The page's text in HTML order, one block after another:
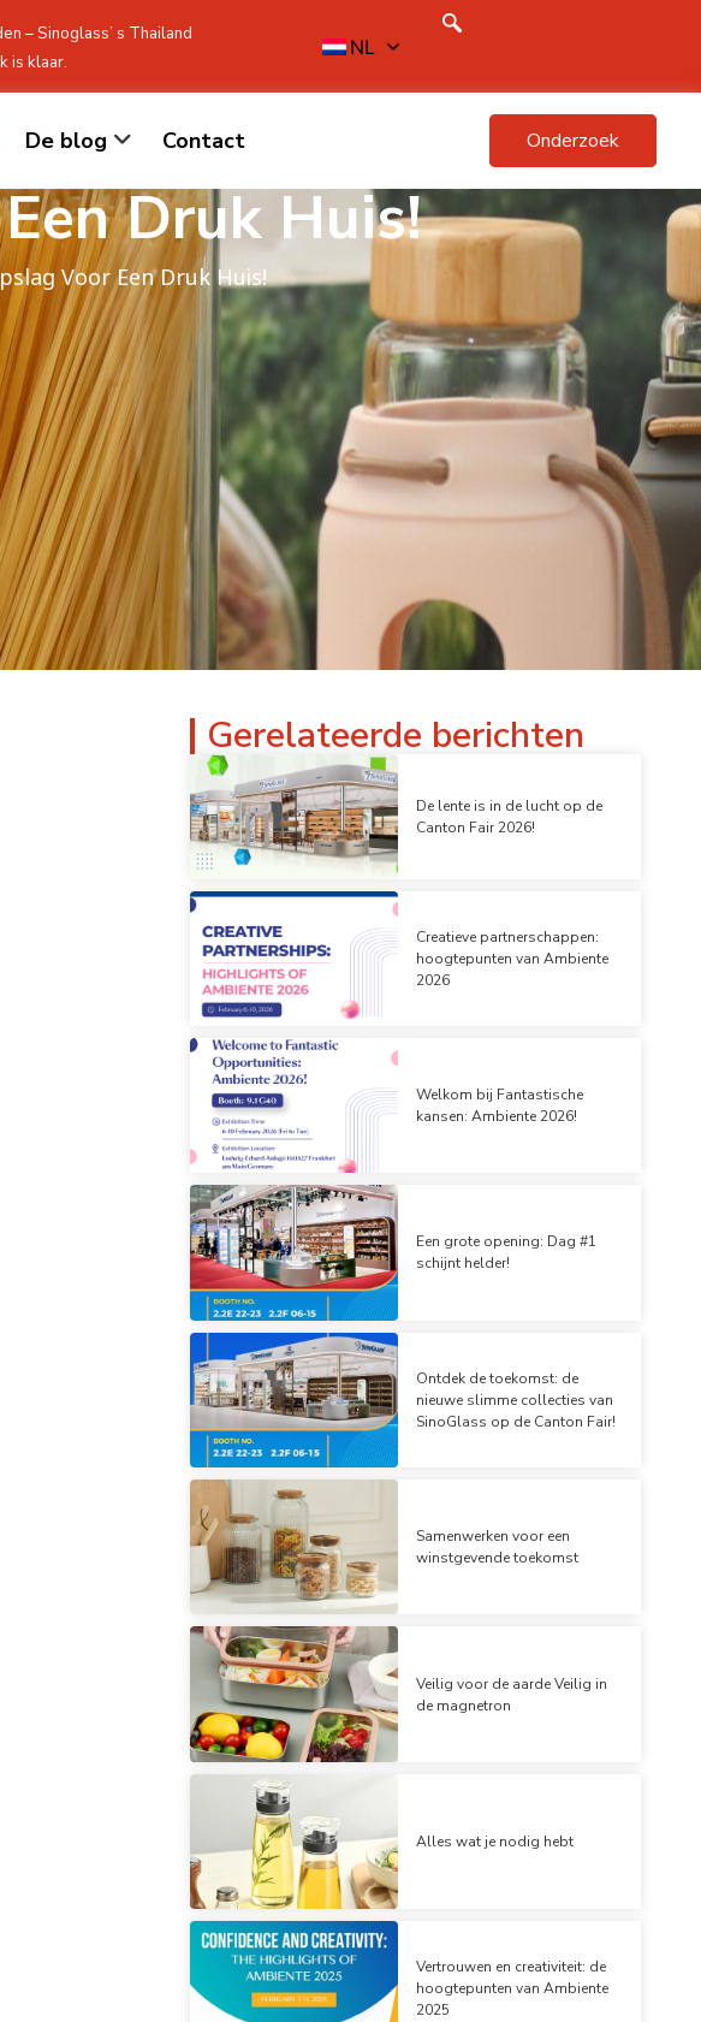
– Sinoglass’ s Thailand
is klaar.
NL
De blog Contact Onderzoek
Druk Huis!
Voor Een Druk Huis!
Gerelateerde berichten
De lente is in de lucht op de
Canton Fair 2026!
Creatieve partnerschappen:
hoogtepunten van Ambiente
2026
Welkom bij Fantastische
kansen: Ambiente 2026!
Een grote opening: Dag #1
schijnt helder!
Ontdek de toekomst: de
nieuwe slimme collecties van
SinoGlass op de Canton Fair!
Samenwerken voor een
winstgevende toekomst
Veilig voor de aarde Veilig in
de magnetron
Alles wat je nodig hebt
Vertrouwen en creativiteit: de
hoogtepunten van Ambiente
2025